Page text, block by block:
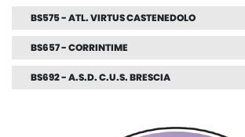
BS575 - ATL. VIRTUS CASTENEDOLO
BS657 - CORRINTIME
BS692 - A.S.D. C.U.S. BRESCIA